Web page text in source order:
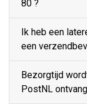
80 ?
Ik heb een
een
Bezorgtijd
PostNL